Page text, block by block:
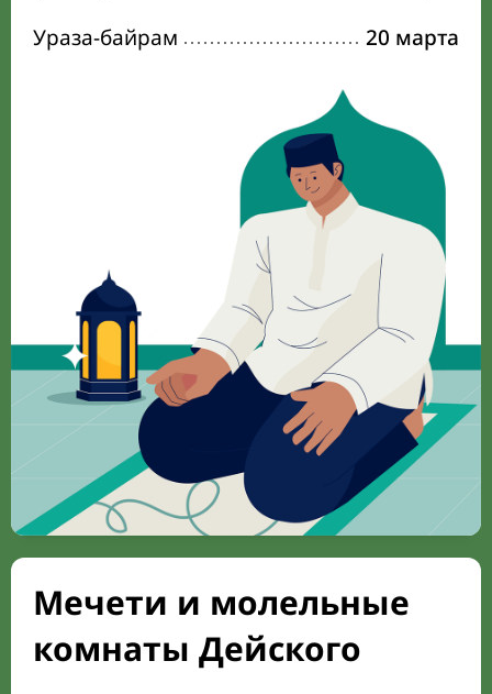
Ураза-байрам
20 марта
Мечети и молельные
комнаты Дейского